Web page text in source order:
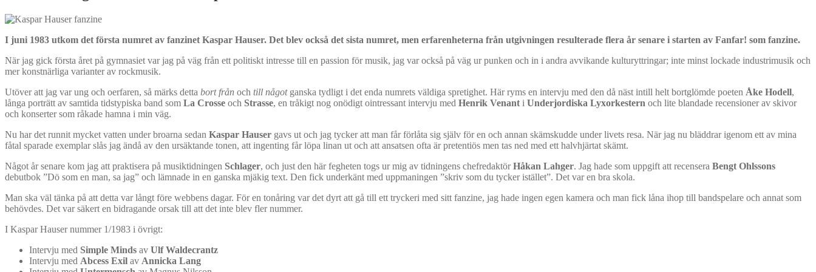
I juni 1983 utkom det första numret av fanzinet Kaspar Hauser. Det blev också det sista numret, men erfarenheterna från utgivningen resulterade flera år senare i starten av Fanfar! som fanzine.
När jag gick första året på gymnasiet var jag på väg från ett politiskt intresse till en passion för musik, jag var också på väg ur punken och in i andra avvikande kulturyttringar; inte minst lockade industrimusik och
mer konstnärliga varianter av rockmusik.
Utöver att jag var ung och oerfaren, så märks detta bort från och till någotganska tydligt i det enda numrets väldiga spretighet. Här ryms en intervju med den då näst intill helt bortglömde poeten Åke Hodell,
långa porträtt av samtida tidstypiska band som La Crosse och Strasse, en tråkigt nog onödigt ointressant intervju med Henrik Venant i Underjordiska Lyxorkestern och lite blandade recensioner av skivor
och konserter som råkade hamna i min väg.
Nu har det runnit mycket vatten under broarna sedan Kaspar Hauser gavs ut och jag tycker att man får förlåta sig själv för en och annan skämskudde under livets resa. När jag nu bläddrar igenom ett av mina
fåtal sparade exemplar slås jag ändå av den ursäktande tonen, att ingenting får löpa linan ut och att ansatsen ofta är pretentiös men tas ned med ett halvhjärtat skämt.
Något år senare kom jag att praktisera på musiktidningen Schlager, och just den här fegheten togs ur mig av tidningens chefredaktörHåkan Lahger. Jag hade som uppgift att recensera Bengt Ohlssons
debutbok ”Dö som en man, sa jag” och lämnade in en ganska mjäkig text. Den fick underkänt med uppmaningen ”skriv som du tycker istället”. Det var en bra skola.
Man ska väl tänka på att detta var långt före webbens dagar. För en tonåring var det dyrt att gå till ett tryckeri med sitt fanzine, jag hade ingen egen kamera och man fick låna ihop till bandspelare och annat som
behövdes. Det var säkert en bidragande orsak till att det inte blev fler nummer.
I Kaspar Hauser nummer 1/1983 i övrigt:
Intervju med Simple Minds av Ulf Waldecrantz
Intervju med Abcess Exil av Annicka Lang